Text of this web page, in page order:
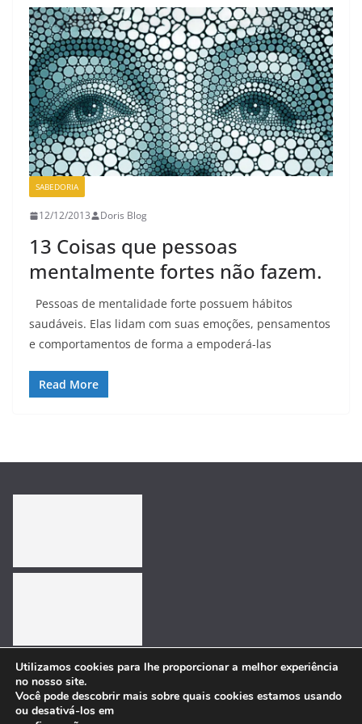
SABEDORIA
12/12/2013 Doris Blog
13 Coisas que pessoas
mentalmente fortes não fazem.
Pessoas de mentalidade forte possuem hábitos
saudáveis. Elas lidam com suas emoções, pensamentos
e comportamentos de forma a empoderá-las
Read More
Copyright © 2026
Utilizamos cookies para lhe proporcionar a melhor experiência
no nosso site.
Você pode descobrir mais sobre quais cookies estamos usando
ou desativá-los em